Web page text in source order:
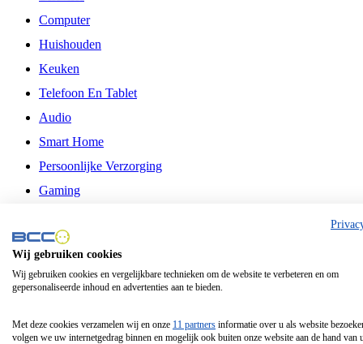
Computer
Huishouden
Keuken
Telefoon En Tablet
Audio
Smart Home
Persoonlijke Verzorging
Gaming
Philips
Schermgrootte 24 Inch
Schermgrootte 85 Inch
Wij gebruiken cookies
Wij gebruiken cookies en vergelijkbare technieken om de website te verbeteren en om
gepersonaliseerde inhoud en advertenties aan te bieden.
Met deze cookies verzamelen wij en onze 11 partners informatie over u als website
volgen we uw internetgedrag binnen en mogelijk ook buiten onze website aan de hand van